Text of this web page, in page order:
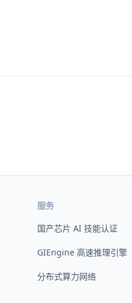
服务
国产芯片 AI 技能认证
GIEngine 高速推理引擎
分布式算力网络